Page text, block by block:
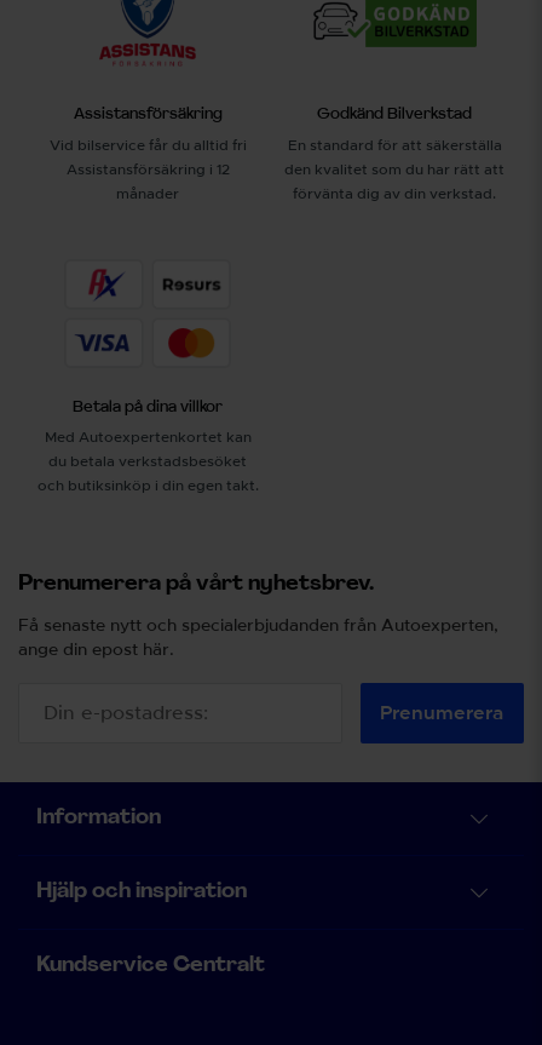
Assistansförsäkring
Vid bilservice får du alltid fri
Assistansförsäkring i 12
månader
Godkänd Bilverkstad
En standard för att säkerställa
den kvalitet som du har rätt att
förvänta dig av din verkstad.
Betala på dina villkor
Med Autoexpertenkortet kan
du betala verkstadsbesöket
och butiksinköp i din egen takt.
Prenumerera på vårt nyhetsbrev.
Få senaste nytt och specialerbjudanden från Autoexperten,
ange din epost här.
Prenumerera
Information
Hjälp och inspiration
Kundservice Centralt